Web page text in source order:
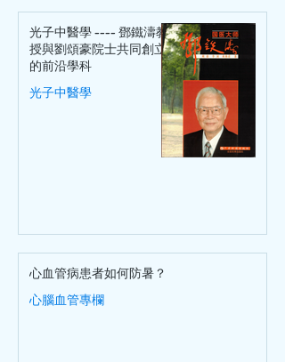
光子中醫學 ---- 鄧鐵濤教
授與劉頌豪院士共同創立
的前沿學科
光子中醫學
心血管病患者如何防暑？
心腦血管專欄